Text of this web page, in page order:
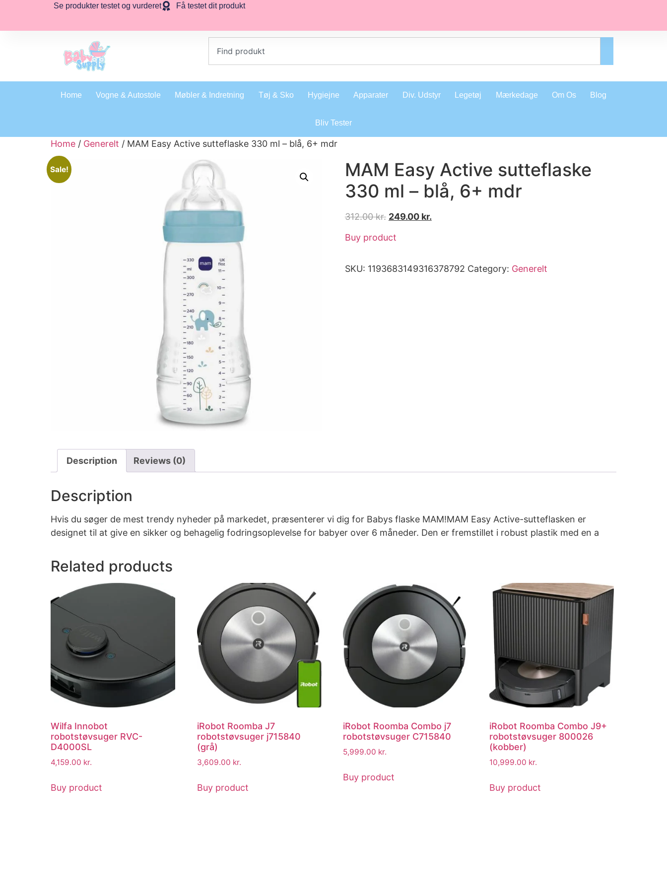
Se produkter testet og vurderet Få testet dit produkt
Home Vogne & Autostole Møbler & Indretning Tøj & Sko Hygiejne Apparater Div. Udstyr Legetøj Mærkedage Om Os Blog
Bliv Tester
Home / Generelt / MAM Easy Active sutteflaske 330 ml – blå, 6+ mdr
Sale!
MAM Easy Active sutteflaske
330 ml – blå, 6+ mdr
312.00kr. 249.00 kr.
Buy product
SKU: 1193683149316378792 Category: Generelt
Description Reviews (0)
Description
Hvis du søger de mest trendy nyheder på markedet, præsenterer vi dig for Babys flaske MAM!MAM Easy Active-sutteflasken er
designet til at give en sikker og behagelig fodringsoplevelse for babyer over 6 måneder. Den er fremstillet i robust plastik med en a
Related products
Wilfa Innobot
robotstøvsuger RVC-
D4000SL
4,159.00 kr.
Buy product
iRobot Roomba J7
robotstøvsuger j715840
(grå)
3,609.00 kr.
Buy product
iRobot Roomba Combo j7
robotstøvsuger C715840
5,999.00 kr.
Buy product
iRobot Roomba Combo J9+
robotstøvsuger 800026
(kobber)
10,999.00 kr.
Buy product